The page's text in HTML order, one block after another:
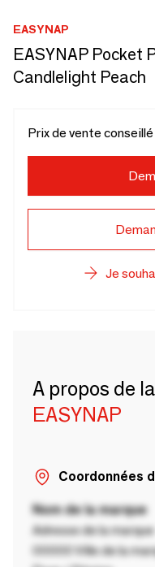
EASYNAP
EASYNAP Pocket
Candlelight Peach
Prix de vente
Je
A propos de
EASYNAP
Coordonnées
Nom de la marque
Adresse de la marque
00000 Ville de la